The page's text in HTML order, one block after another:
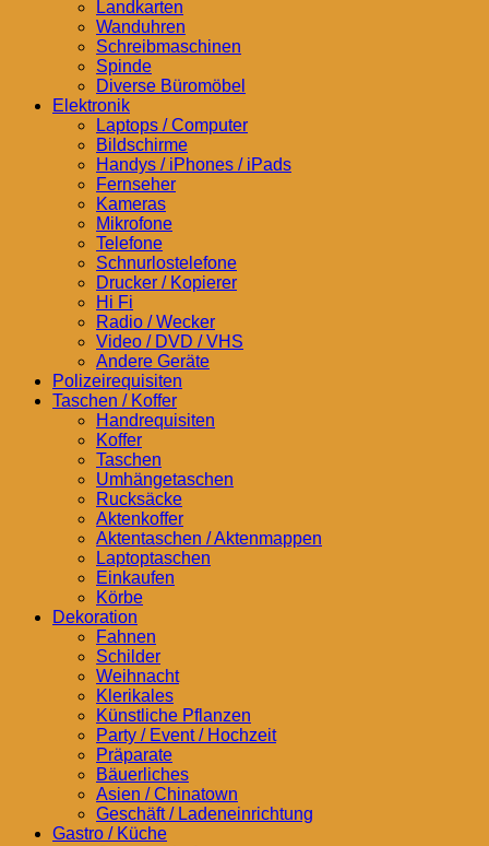
Landkarten
Wanduhren
Schreibmaschinen
Spinde
Diverse Büromöbel
Elektronik
Laptops / Computer
Bildschirme
Handys / iPhones / iPads
Fernseher
Kameras
Mikrofone
Telefone
Schnurlostelefone
Drucker / Kopierer
Hi Fi
Radio / Wecker
Video / DVD / VHS
Andere Geräte
Polizeirequisiten
Taschen / Koffer
Handrequisiten
Koffer
Taschen
Umhängetaschen
Rucksäcke
Aktenkoffer
Aktentaschen / Aktenmappen
Laptoptaschen
Einkaufen
Körbe
Dekoration
Fahnen
Schilder
Weihnacht
Klerikales
Künstliche Pflanzen
Party / Event / Hochzeit
Präparate
Bäuerliches
Asien / Chinatown
Geschäft / Ladeneinrichtung
Gastro / Küche